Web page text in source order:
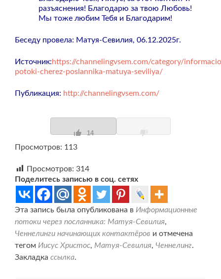
разъяснения! Благодарю за твою Любовь!
Мы тоже любим Тебя и Благодарим!
Беседу провела: Матуя-Севилия, 06.12.2025г.
Источник:https://channelingvsem.com/category/
potoki-cherez-poslannika-matuya-seviliya/
Публикация: http://channelingvsem.com/
14
Просмотров: 113
Просмотров: 314
Поделитесь записью в соц. сетях
Эта запись была опубликована в Информационные
потоки через посланника: Матуя-Севилия,
Ченнелинги начинающих контактёров и отмечена
тегом Иисус Христос, Матуя-Севилия, Ченнелинг.
Закладка ссылка.